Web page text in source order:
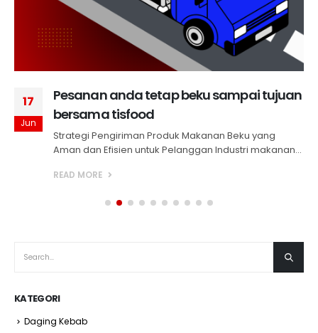
17
Jun
Pesanan anda tetap beku sampai tujuan
bersama tisfood
Strategi Pengiriman Produk Makanan Beku yang
Aman dan Efisien untuk Pelanggan Industri makanan...
READ MORE
KATEGORI
Daging Kebab